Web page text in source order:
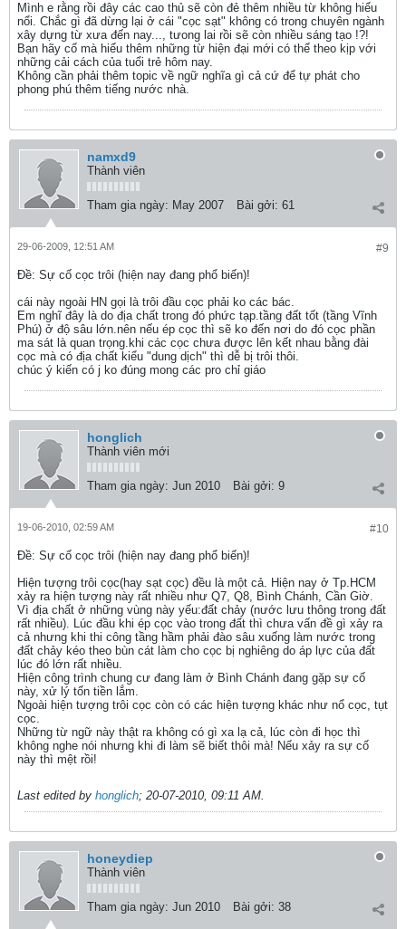
Mình e rằng rồi đây các cao thủ sẽ còn đẻ thêm nhiều từ không hiểu
nổi. Chắc gì đã dừng lại ở cái "cọc sạt" không có trong chuyên ngành
xây dựng từ xưa đến nay..., tưong lai rồi sẽ còn nhiều sáng tạo !?!
Bạn hãy cố mà hiểu thêm những từ hiện đại mới có thể theo kịp với
những cải cách của tuổi trẻ hôm nay.
Không cần phải thêm topic về ngữ nghĩa gì cả cứ để tự phát cho
phong phú thêm tiếng nước nhà.
namxd9
Thành viên
Tham gia ngày: May 2007 Bài gởi: 61
#9
29-06-2009, 12:51 AM
Ðề: Sự cố cọc trôi (hiện nay đang phổ biến)!
cái này ngoài HN gọi là trôi đầu cọc phải ko các bác.
Em nghĩ đây là do địa chất trong đó phức tạp.tầng đất tốt (tầng Vĩnh
Phú) ở độ sâu lớn.nên nếu ép cọc thì sẽ ko đến nơi do đó cọc phần
ma sát là quan trọng.khi các cọc chưa được lên kết nhau bằng đài
cọc mà có địa chất kiểu "dung dịch" thì dễ bị trôi thôi.
chúc ý kiến có j ko đúng mong các pro chỉ giáo
honglich
Thành viên mới
Tham gia ngày: Jun 2010 Bài gởi: 9
#10
19-06-2010, 02:59 AM
Ðề: Sự cố cọc trôi (hiện nay đang phổ biến)!
Hiện tượng trôi cọc(hay sạt cọc) đều là một cả. Hiện nay ở Tp.HCM
xảy ra hiện tượng này rất nhiều như Q7, Q8, Bình Chánh, Cần Giờ.
Vì địa chất ở những vùng này yếu:đất chảy (nước lưu thông trong đất
rất nhiều). Lúc đầu khi ép cọc vào trong đất thì chưa vấn đề gì xảy ra
cả nhưng khi thi công tầng hầm phải đào sâu xuống làm nước trong
đất chảy kéo theo bùn cát làm cho cọc bị nghiêng do áp lực của đất
lúc đó lớn rất nhiều.
Hiện công trình chung cư đang làm ở Bình Chánh đang gặp sự cố
này, xử lý tốn tiền lắm.
Ngoài hiện tượng trôi cọc còn có các hiện tượng khác như nổ cọc, tụt
cọc.
Những từ ngữ này thật ra không có gì xa lạ cả, lúc còn đi học thì
không nghe nói nhưng khi đi làm sẽ biết thôi mà! Nếu xảy ra sự cố
này thì mệt rồi!
Last edited by honglich; 20-07-2010, 09:11 AM.
honeydiep
Thành viên
Tham gia ngày: Jun 2010 Bài gởi: 38